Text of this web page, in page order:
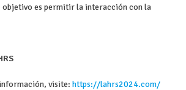
es permitir la interacción con la
visite: https://lahrs2024.com/